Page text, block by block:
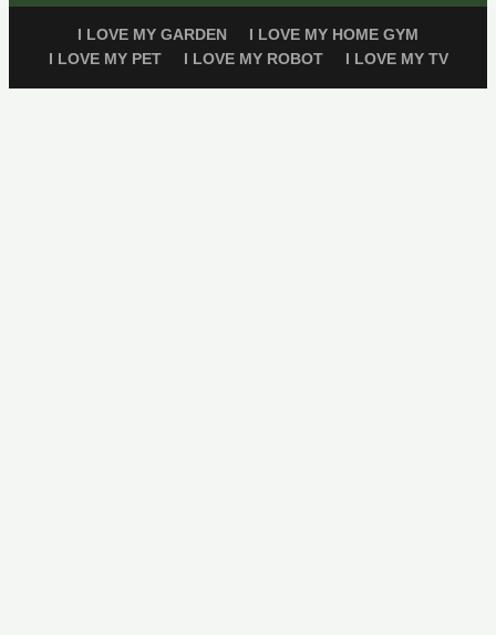
I LOVE MY GARDEN
I LOVE MY HOME GYM
I LOVE MY PET
I LOVE MY ROBOT I LOVE MY TV